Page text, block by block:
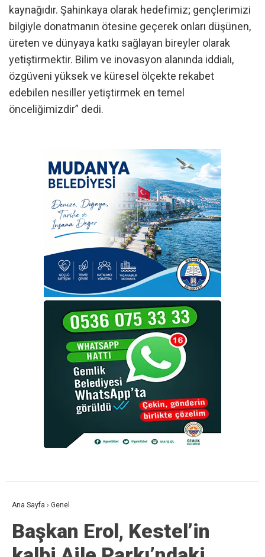
kaynağıdır. Şahinkaya olarak hedefimiz; gençlerimizi
bilgiyle donatmanın ötesine geçerek onları düşünen,
üreten ve dünyaya katkı sağlayan bireyler olarak
yetiştirmektir. Bilim ve inovasyon alanında iddialı,
özgüveni yüksek ve küresel ölçekte rekabet
edebilen nesiller yetiştirmek en temel
önceliğimizdir” dedi.
Ana Sayfa › Genel
Başkan Erol, Kestel’in